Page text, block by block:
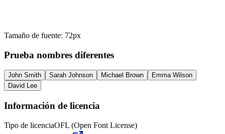
Tamaño de fuente: 72px
Prueba nombres diferentes
John Smith Sarah Johnson Michael Brown
Emma Wilson
David Lee
Información de licencia
Tipo de licenciaOFL (Open Font License)